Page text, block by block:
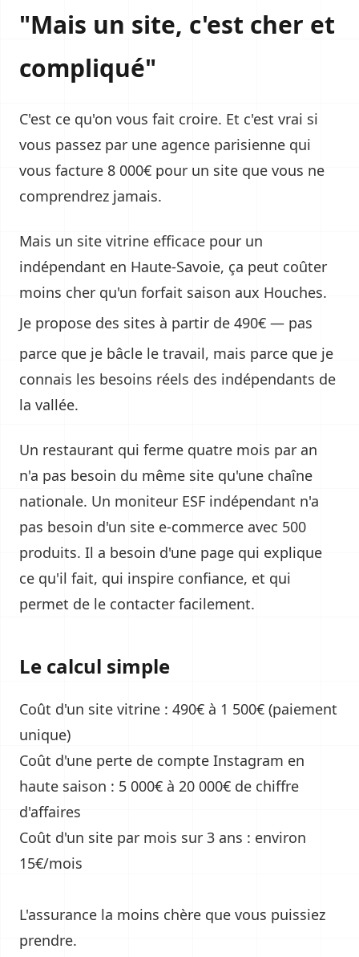
"Mais un site, c'est cher et
compliqué"
C'est ce qu'on vous fait croire. Et c'est vrai si
vous passez par une agence parisienne qui
vous facture 8 000€ pour un site que vous ne
comprendrez jamais.
Mais un site vitrine efficace pour un
indépendant en Haute-Savoie, ça peut coûter
moins cher qu'un forfait saison aux Houches.
Je propose des sites à partir de 490€ — pas
parce que je bâcle le travail, mais parce que je
connais les besoins réels des indépendants de
la vallée.
Un restaurant qui ferme quatre mois par an
n'a pas besoin du même site qu'une chaîne
nationale. Un moniteur ESF indépendant n'a
pas besoin d'un site e-commerce avec 500
produits. Il a besoin d'une page qui explique
ce qu'il fait, qui inspire confiance, et qui
permet de le contacter facilement.
Le calcul simple
Coût d'un site vitrine : 490€ à 1 500€ (paiement
unique)
Coût d'une perte de compte Instagram en
haute saison : 5 000€ à 20 000€ de chiffre
d'affaires
Coût d'un site par mois sur 3 ans : environ
15€/mois
L'assurance la moins chère que vous puissiez
prendre.